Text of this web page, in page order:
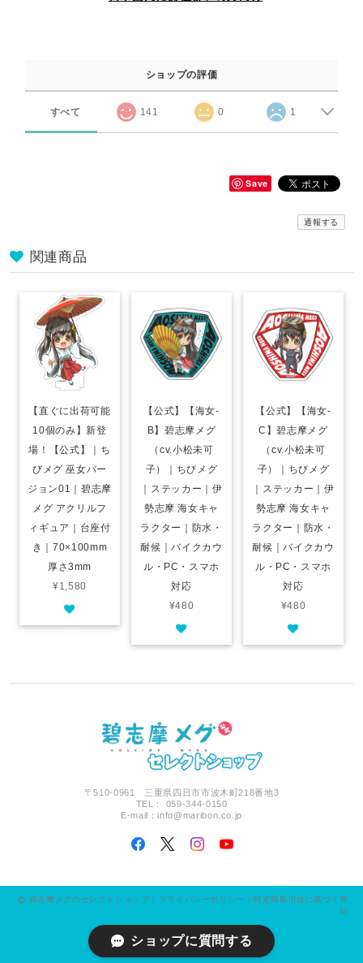
ショップの評価
すべて 141 0 1
Save
通報する
関連商品
【直ぐに出荷可能
10個のみ】新登
場！【公式】｜ち
びメグ 巫女バー
ジョン01｜碧志摩
メグ アクリルフ
ィギュア｜台座付
き｜70×100mm
厚さ3mm
¥1,580
【公式】【海女-
B】碧志摩メグ
（cv.小松未可
子）｜ちびメグ
｜ステッカー｜伊
勢志摩 海女キャ
ラクター｜防水・
耐候｜バイクカウ
ル・PC・スマホ
対応
¥480
【公式】【海女-
C】碧志摩メグ
（cv.小松未可
子）｜ちびメグ
｜ステッカー｜伊
勢志摩 海女キャ
ラクター｜防水・
耐候｜バイクカウ
ル・PC・スマホ
対応
¥480
〒510-0961 三重県四日市市波木町218番地3
TEL： 059-344-0150
E-mail：info@maribon.co.jp
碧志摩メグのセレクトショップ | プライバシーポリシー
特定商取引法に基づく表
記
ショップに質問する